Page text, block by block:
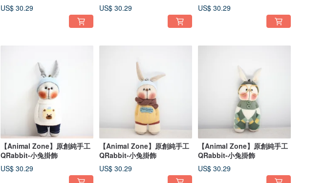
US$ 30.29
US$ 30.29
US$ 30.29
【Animal Zone】原創純手工
QRabbit-小兔掛飾
US$ 30.29
【Animal Zone】原創純手工
QRabbit-小兔掛飾
US$ 30.29
【Animal Zone】原創純手工
QRabbit-小兔掛飾
US$ 30.29